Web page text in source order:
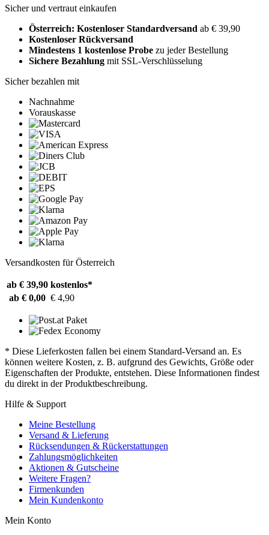
Sicher und vertraut einkaufen
Österreich: Kostenloser Standardversand ab € 39,90
Kostenloser Rückversand
Mindestens 1 kostenlose Probe zu jeder Bestellung
Sichere Bezahlung mit SSL-Verschlüsselung
Sicher bezahlen mit
Nachnahme
Vorauskasse
Versandkosten für Österreich
ab € 39,90 kostenlos*
ab € 0,00 € 4,90
* Diese Lieferkosten fallen bei einem Standard-Versand an. Es
können weitere Kosten, z. B. aufgrund des Gewichts, Größe oder
Eigenschaften der Produkte, entstehen. Diese Informationen findest
du direkt in der Produktbeschreibung.
Hilfe & Support
Meine Bestellung
Versand & Lieferung
Rücksendungen & Rückerstattungen
Zahlungsmöglichkeiten
Aktionen & Gutscheine
Weitere Fragen?
Firmenkunden
Mein Kundenkonto
Mein Konto